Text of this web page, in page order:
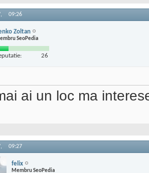
09:26
Zoltan
SeoPedia
26
ai un loc ma
09:27
felix
Membru SeoPedia